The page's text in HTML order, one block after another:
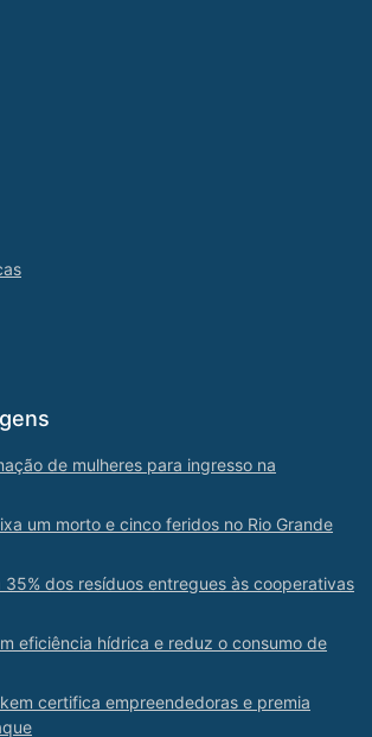
de mulheres para ingresso na
um morto e cinco feridos no Rio Grande
35% dos resíduos entregues às cooperativas
eficiência hídrica e reduz o consumo de
certifica empreendedoras e premia